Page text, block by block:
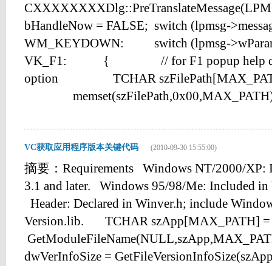
bHandleNow = FALSE; switch (lpmsg-
WM_KEYDOWN: switch (lpmsg-
VK_F1: { // for F1 popup help
option TCHAR
VC获取应用程序版本关键代码 (2010-09-30 15:55:00)
摘要：Requirements Windows NT/2000/XP:
3.1 and later. Windows 95/98/Me: Included in
Header: Declared in Winver.h; include
Version.lib. TCHAR szApp[MAX_PATH]
dwVerInfoSize =